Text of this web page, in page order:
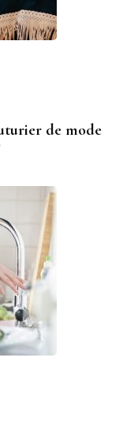
de mode